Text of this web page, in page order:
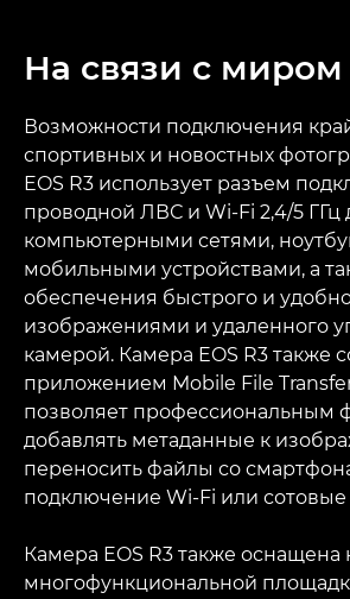
На связи с миром
Возможности подключения
спортивных и новостных
EOS R3 использует разъем
проводной ЛВС и Wi-Fi 2,4/5 ГГц
компьютерными сетями,
мобильными устройствами, а
обеспечения быстрого и
изображениями и удаленного
камерой. Камера EOS R3 также
приложением Mobile File
позволяет профессиональным
добавлять метаданные к
переносить файлы со
подключение Wi-Fi или
Камера EOS R3 также оснащена
многофункциональной